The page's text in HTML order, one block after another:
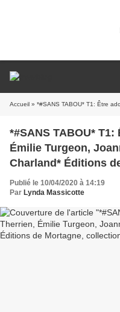
Accueil » *#SANS TABOU* T1: Être ado* Fannie Therrien, Émilie
*#SANS TABOU*
Émilie Turgeon,
Charland* Éditions
Tabou* par Lynda
Publié le 10/04/2020 à 14:19
Par Lynda Massicotte